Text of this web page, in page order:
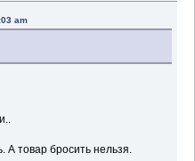
am
А товар бросить нельзя.